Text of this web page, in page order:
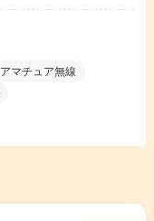
アマチュア無線